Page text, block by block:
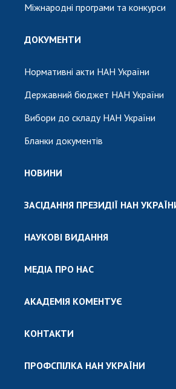
Міжнародні програми та конкурси
ДОКУМЕНТИ
Нормативні акти НАН України
Державний бюджет НАН України
Вибори до складу НАН України
Бланки документів
НОВИНИ
ЗАСІДАННЯ ПРЕЗИДІЇ НАН
НАУКОВІ ВИДАННЯ
МЕДІА ПРО НАС
АКАДЕМІЯ КОМЕНТУЄ
КОНТАКТИ
ПРОФСПІЛКА НАН УКРАЇНИ